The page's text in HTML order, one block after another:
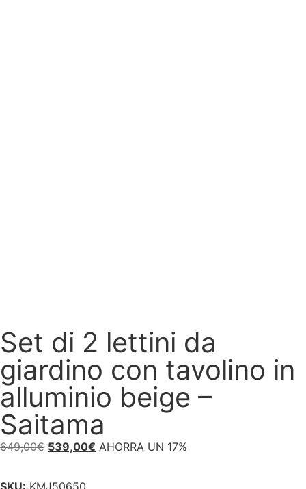
Set di 2 lettini da
giardino con tavolino in
alluminio beige –
Saitama
649,00€ 539,00€ AHORRA UN 17%